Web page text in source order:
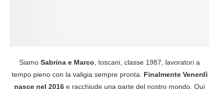
Siamo Sabrina e Marco, toscani, classe 1987, lavoratori a
tempo pieno con la valigia sempre pronta. Finalmente Venerdì
nasce nel 2016 e racchiude una parte del nostro mondo. Qui